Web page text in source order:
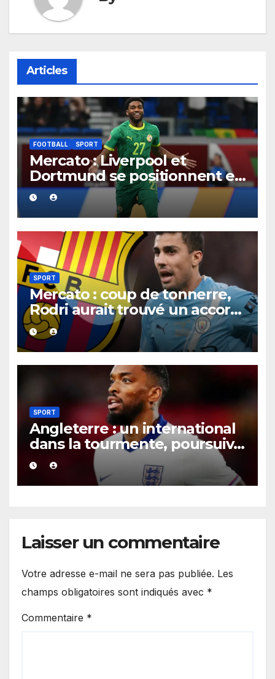
Articles
FOOTBALL SPORT
Mercato : Liverpool et
Dortmund se positionnent en
favoris pour recruter Ibrahim
Mbaye
SPORT
Mercato : coup de tonnerre,
Rodri aurait trouvé un accord
XXL avec le Barça pour un
contrat jusqu’en 2030.
SPORT
Angleterre : un international
dans la tourmente, poursuivi
après une présumée
agression survenue en boîte
de nuit.
Laisser un commentaire
Votre adresse e-mail ne sera pas publiée. Les
champs obligatoires sont indiqués avec *
Commentaire *